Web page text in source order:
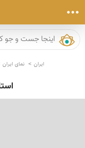
ایران نمای ایران